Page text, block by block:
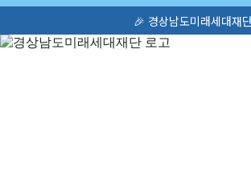
🎉 경상남도미래세대재단 공식